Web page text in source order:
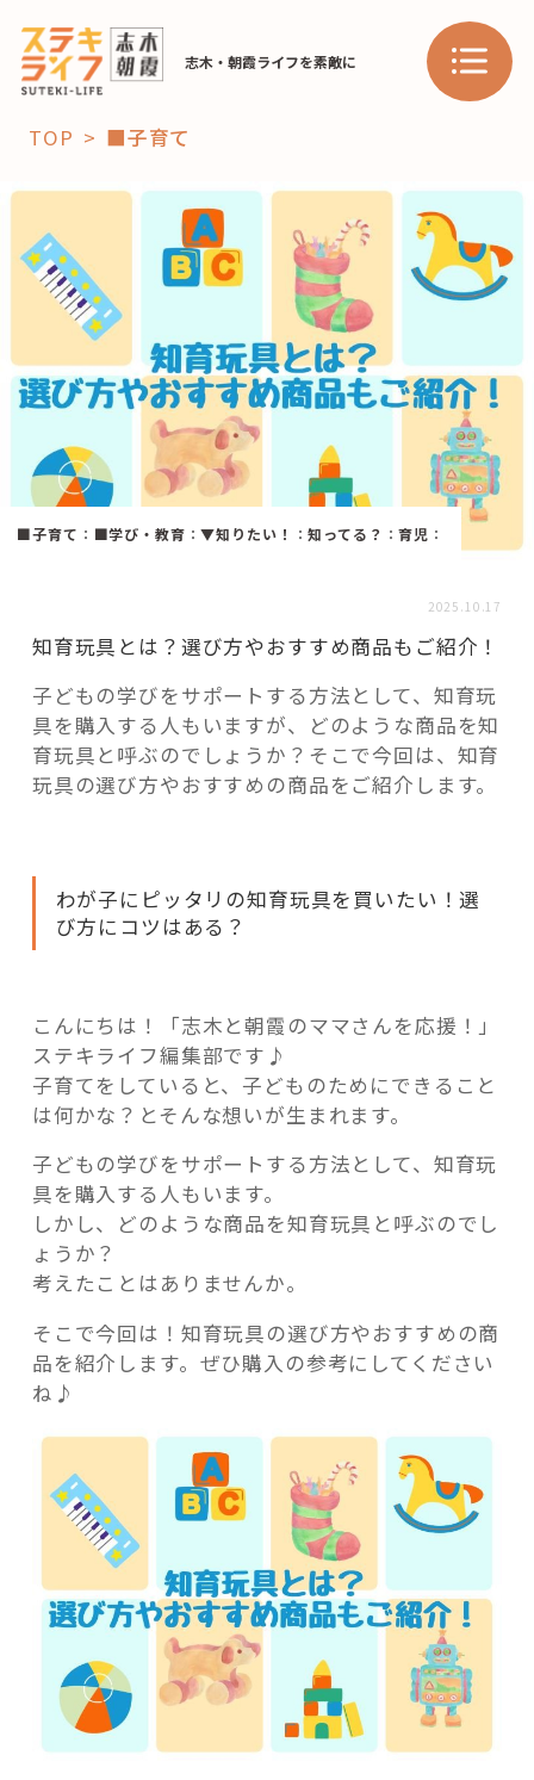
志木・朝霞ライフを素敵に
「コト」
子育て
暮らし
スポット 学び・教育
「場」
HAREL HAREL
活用事例
「モノ」
fleXe リノベ事例
コーディネーター紹介
これからの暮らし 住み替え相談
記事検索
TOP ■子育て
■子育て ： ■学び・教育 ：▼知りたい！ ：知ってる？ ：育児 ：
2025.10.17
知育玩具とは？選び方やおすすめ商品もご紹介！
子どもの学びをサポートする方法として、知育玩
具を購入する人もいますが、どのような商品を知
育玩具と呼ぶのでしょうか？そこで今回は、知育
玩具の選び方やおすすめの商品をご紹介します。
わが子にピッタリの知育玩具を買いたい！選
び方にコツはある？
こんにちは！「志木と朝霞のママさんを応援！」
ステキライフ編集部です♪
子育てをしていると、子どものためにできること
は何かな？とそんな想いが生まれます。
子どもの学びをサポートする方法として、知育玩
具を購入する人もいます。
しかし、どのような商品を知育玩具と呼ぶのでし
ょうか？
考えたことはありませんか。
そこで今回は！知育玩具の選び方やおすすめの商
品を紹介します。ぜひ購入の参考にしてください
ね♪